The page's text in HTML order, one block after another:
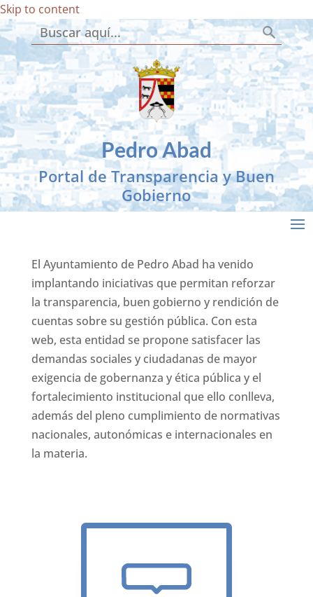
Skip to content
Buscar:
Botón de búsqueda
Pedro Abad
Portal de Transparencia y Buen
Gobierno
El Ayuntamiento de Pedro Abad ha venido
implantando iniciativas que permitan reforzar
la transparencia, buen gobierno y rendición de
cuentas sobre su gestión pública. Con esta
web, esta entidad se propone satisfacer las
demandas sociales y ciudadanas de mayor
exigencia de gobernanza y ética pública y el
fortalecimiento institucional que ello conlleva,
además del pleno cumplimiento de normativas
nacionales, autonómicas e internacionales en
la materia.